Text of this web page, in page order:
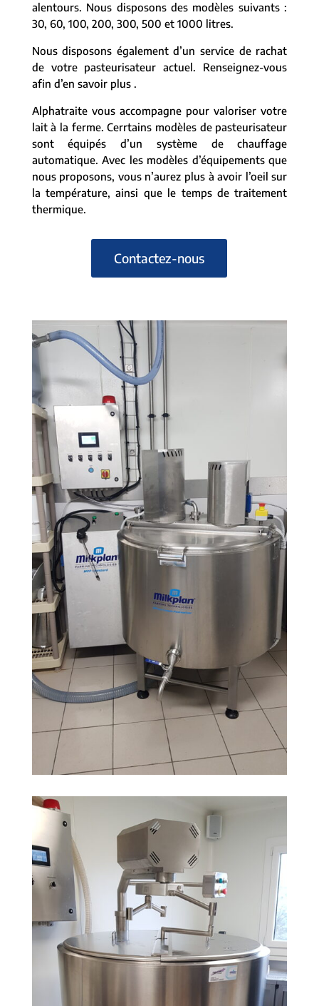
alentours. Nous disposons des modèles suivants :
30, 60, 100, 200, 300, 500 et 1000 litres.
Nous disposons également d’un service de rachat
de votre pasteurisateur actuel. Renseignez-vous
afin d’en savoir plus .
Alphatraite vous accompagne pour valoriser votre
lait à la ferme. Cerrtains modèles de pasteurisateur
sont équipés d’un système de chauffage
automatique. Avec les modèles d’équipements que
nous proposons, vous n’aurez plus à avoir l’oeil sur
la température, ainsi que le temps de traitement
thermique.
Contactez-nous